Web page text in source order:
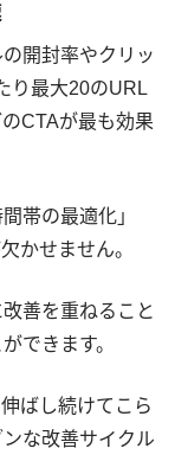
開封率やクリッ
り最大20のURL
CTAが最も効果
帯の最適化」
かせません。
善を重ねること
できます。
ばし続けてこら
な改善サイクル